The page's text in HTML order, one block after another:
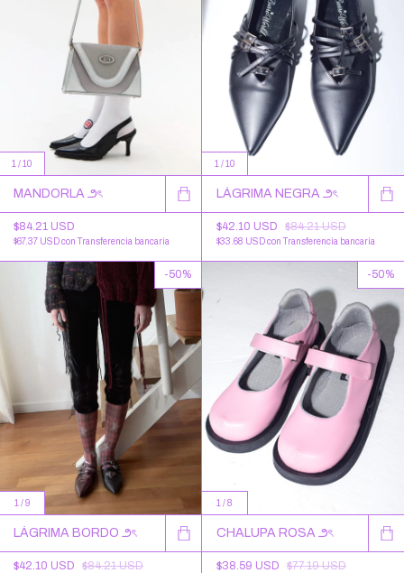
1 /10
MANDORLA ౨ৎ
$84.21 USD
$67.37 USDcon Transferencia bancaria
1 /10
LÁGRIMA NEGRA ౨ৎ
$42.10 USD $84.21 USD
$33.68 USDcon Transferencia bancaria
1 /9
-50%
LÁGRIMA BORDO ౨ৎ
$42.10 USD $84.21 USD
1 /8
-50%
CHALUPA ROSA ౨ৎ
$38.59 USD $77.19 USD